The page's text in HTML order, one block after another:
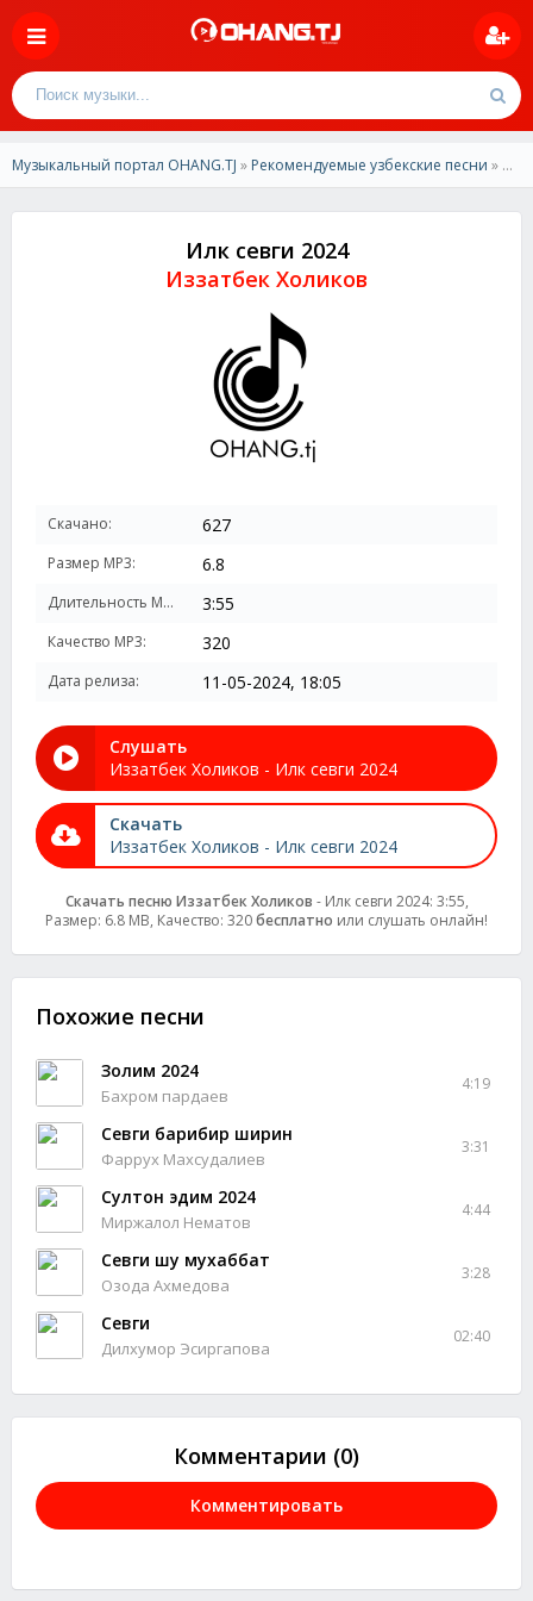
Музыкальный портал OHANG.TJ » Рекомендуемые узбекские песни » Иззатбек Холиков - Илк севги 2024
Илк севги 2024
Иззатбек Холиков
Скачано: 627
Размер MP3: 6.8
Длительность MP3: 3:55
Качество MP3: 320
Дата релиза: 11-05-2024, 18:05
Слушать
Иззатбек Холиков - Илк севги 2024
Скачать
Иззатбек Холиков - Илк севги 2024
Скачать песню Иззатбек Холиков - Илк севги 2024: 3:55,
Размер: 6.8 MB, Качество: 320бесплатно или слушать онлайн!
Похожие песни
Золим 2024
Бахром пардаев
4:19
Севги барибир ширин
Фаррух Махсудалиев
3:31
Султон эдим 2024
Миржалол Нематов
4:44
Севги шу мухаббат
Озода Ахмедова
3:28
Севги
Дилхумор Эсиргапова
02:40
Комментарии (0)
Комментировать